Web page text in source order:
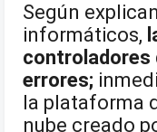
Según
informáticos,
controladores
errores;
la plataforma
nube creado